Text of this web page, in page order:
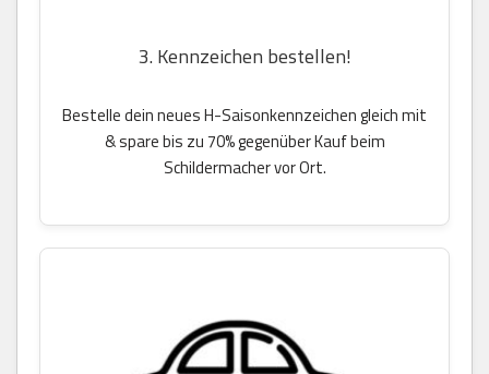
3. Kennzeichen bestellen!
Bestelle dein neues H-Saisonkennzeichen gleich mit
& spare bis zu 70% gegenüber Kauf beim
Schildermacher vor Ort.